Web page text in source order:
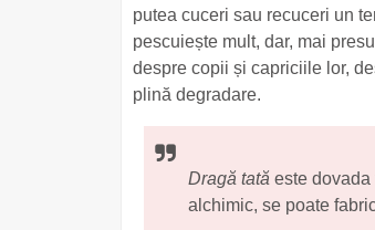
putea cuceri sau recuceri un
pescuiește mult, dar, mai
despre copii și capriciile lor,
plină degradare.
Dragă tată este
alchimic, se poate